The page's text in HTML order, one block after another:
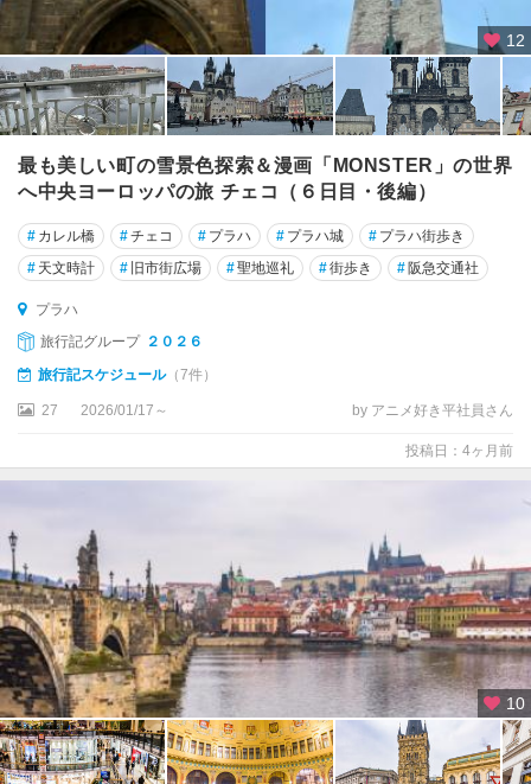
12
最も美しい町の雪景色探索＆漫画「MONSTER」の世界
へ中央ヨーロッパの旅 チェコ（６日目・後編）
# カレル橋 #チェコ # プラハ # プラハ城 # プラハ街歩き
# 天文時計 # 旧市街広場 #聖地巡礼 #街歩き #阪急交通社
プラハ
旅行記グループ ２０２６
旅行記スケジュール（7件）
27 2026/01/17～ by アニメ好き平社員さん
投稿日：4ヶ月前
10